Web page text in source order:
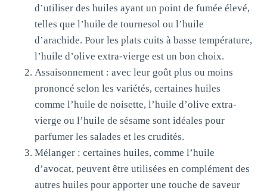
d’utiliser des huiles ayant un point de fumée élevé,
telles que l’huile de tournesol ou l’huile
d’arachide. Pour les plats cuits à basse température,
l’huile d’olive extra-vierge est un bon choix.
Assaisonnement : avec leur goût plus ou moins
prononcé selon les variétés, certaines huiles
comme l’huile de noisette, l’huile d’olive extra-
vierge ou l’huile de sésame sont idéales pour
parfumer les salades et les crudités.
Mélanger : certaines huiles, comme l’huile
d’avocat, peuvent être utilisées en complément des
autres huiles pour apporter une touche de saveur